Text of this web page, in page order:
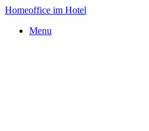
Homeoffice im Hotel
Menu